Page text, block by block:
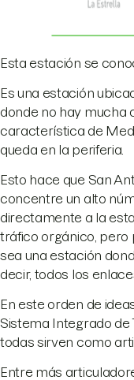
Esta estación se
Es una estación
donde no hay mucha
característica de
queda en la periferia.
Esto hace que San
concentre un alto
directamente a la
tráfico orgánico, pero
sea una estación
decir, todos los
En este orden de
Sistema Integrado
todas sirven como
Entre más